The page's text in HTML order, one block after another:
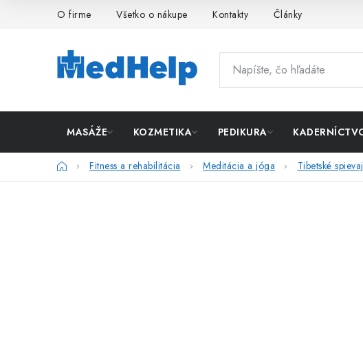
O firme Všetko o nákupe Kontakty Články
MASÁŽE KOZMETIKA PEDIKURA
DomovFitness a rehabilitácia Meditácia a jóga Tibetské